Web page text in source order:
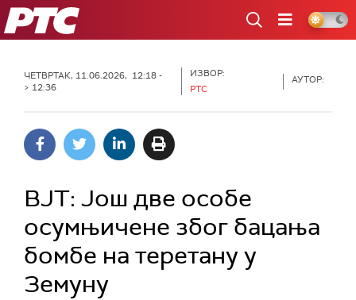
РТС
ЧЕТВРТАК, 11.06.2026, 12:18 -
> 12:36
ИЗВОР:
РТС
АУТОР:
ВЈТ: Још две особе
осумњичене због бацања
бомбе на теретану у
Земуну